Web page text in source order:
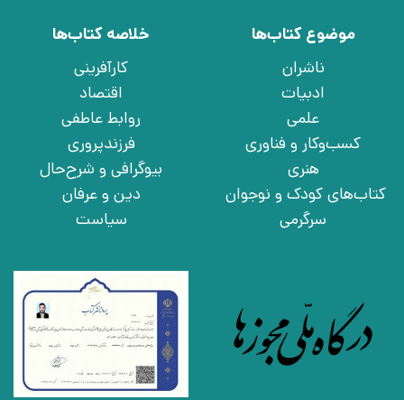
موضوع کتاب‌ها
ناشران
ادبیات
علمی
کسب‌وکار و فناوری
هنری
کتاب‌های کودک و نوجوان
سرگرمی
خلاصه کتاب‌ها
کارآفرینی
اقتصاد
روابط عاطفی
فرزندپروری
بیوگرافی و شرح‌حال
دین و عرفان
سیاست